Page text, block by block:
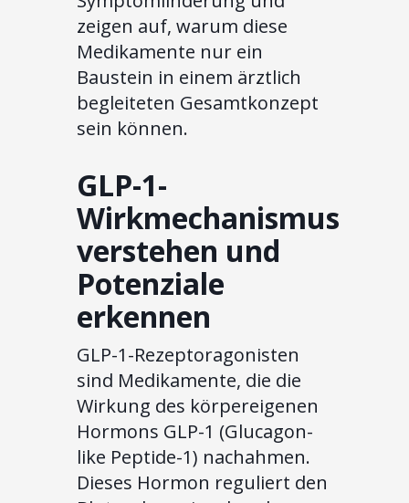
zeigen auf, warum diese
Medikamente nur ein
Baustein in einem ärztlich
begleiteten Gesamtkonzept
sein können.
GLP-1-
Wirkmechanismus
verstehen und
Potenziale
erkennen
GLP-1-Rezeptoragonisten
sind Medikamente, die die
Wirkung des körpereigenen
Hormons GLP-1 (Glucagon-
like Peptide-1) nachahmen.
Dieses Hormon reguliert den